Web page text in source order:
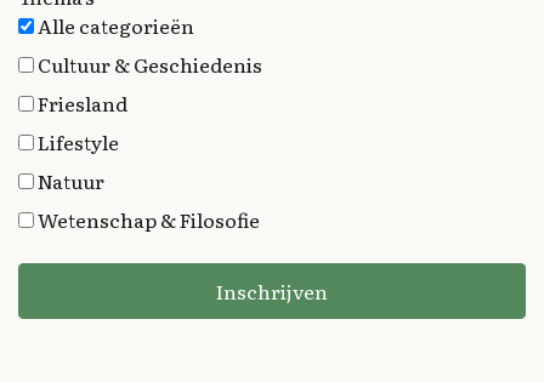
Alle categorieën
Cultuur & Geschiedenis
Friesland
Lifestyle
Natuur
Wetenschap & Filosofie
Inschrijven